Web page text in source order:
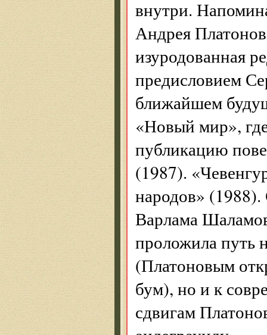
внутри.
Андрея
изуродованная
предисловием
ближайшем
«Новый мир»,
публикацию
(1987).
народов» (1988).
Варлама
проложила путь
(Платоновым
бум), но и к
сдвигам